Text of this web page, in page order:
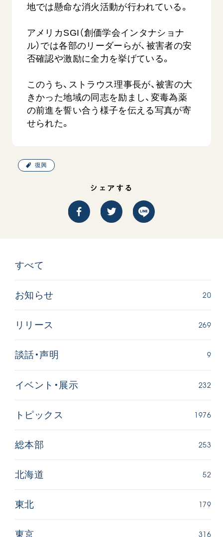
SDGs 平和 動画
地では懸命な消火活動が行われている。
アメリカSGI（創価学会インタナショナ
ル）では各部のリーダーらが、被害者の安
否確認や激励に全力を挙げている。
このうち、ストラウス理事長が、被害の大
きかった地域の同志を励まし、変毒為薬
の前進を誓い合う様子を伝える写真が寄
せられた。
復興
シェアする
すべて
お知らせ 20
リリース 269
談話・声明 9
イベント・展示 232
トピックス 1976
総本部 253
北海道 52
東北 179
東京 316